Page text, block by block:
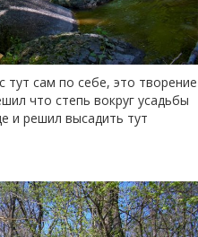
тут сам по себе, это творение
что степь вокруг усадьбы
и решил высадить тут